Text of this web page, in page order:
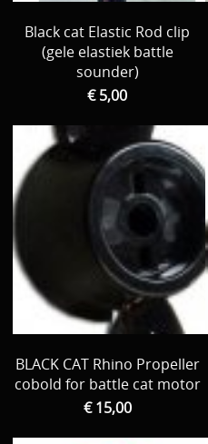
Black cat Elastic Rod clip
(gele elastiek battle
sounder)
€ 5,00
BLACK CAT Rhino Propeller
cobold for battle cat motor
€ 15,00